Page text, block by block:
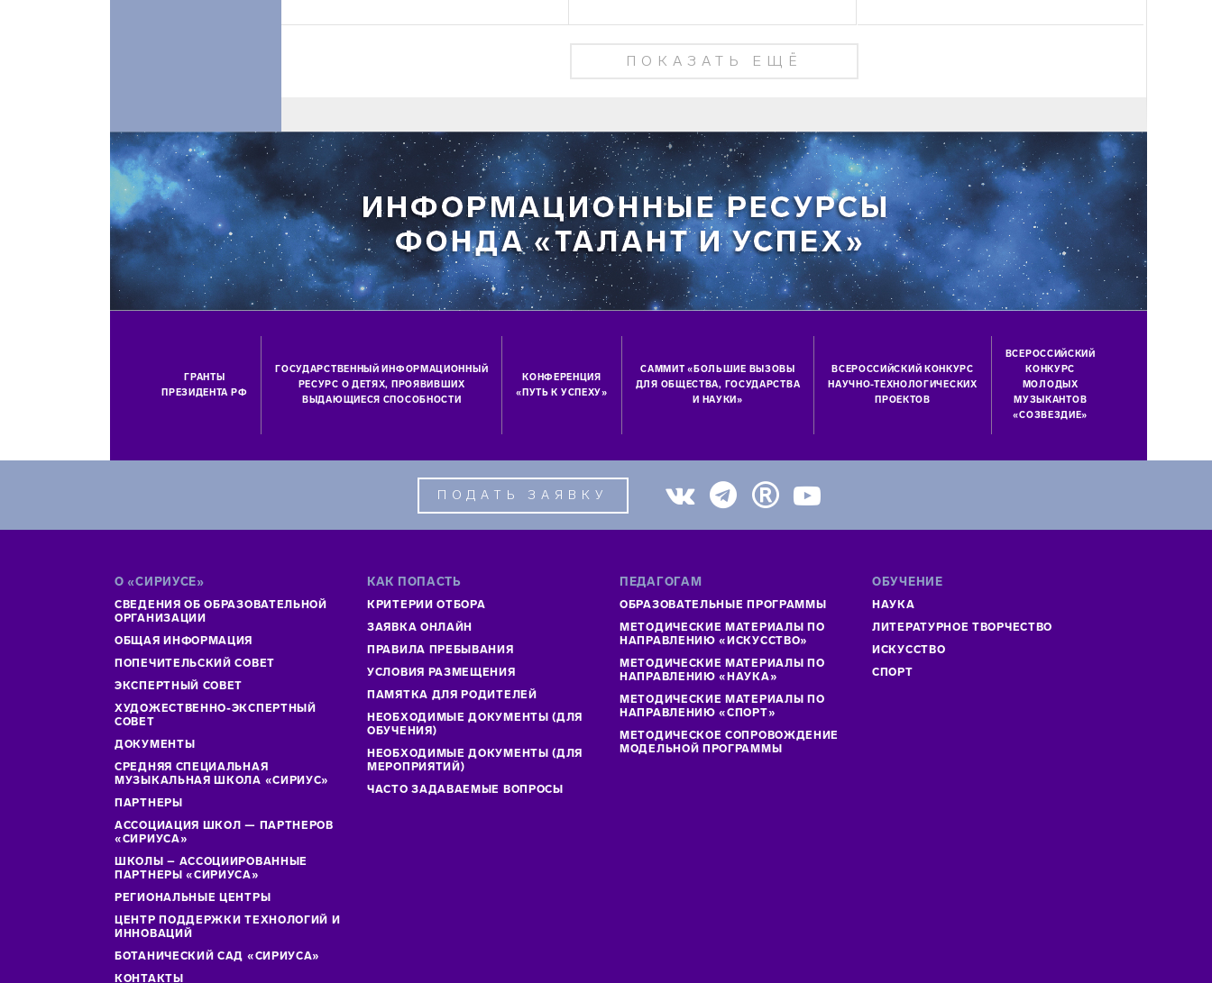
ПОКАЗАТЬ ЕЩЁ
ГРАНТЫ
ПРЕЗИДЕНТА РФ
ГОСУДАРСТВЕННЫЙ ИНФОРМАЦИОННЫЙ
РЕСУРС О ДЕТЯХ, ПРОЯВИВШИХ
ВЫДАЮЩИЕСЯ СПОСОБНОСТИ
КОНФЕРЕНЦИЯ
«ПУТЬ К УСПЕХУ»
САММИТ «БОЛЬШИЕ ВЫЗОВЫ
ДЛЯ ОБЩЕСТВА, ГОСУДАРСТВА
И НАУКИ»
ВСЕРОССИЙСКИЙ КОНКУРС
НАУЧНО-ТЕХНОЛОГИЧЕСКИХ
ПРОЕКТОВ
ВСЕРОССИЙСКИЙ
КОНКУРС
МОЛОДЫХ
МУЗЫКАНТОВ
«СОЗВЕЗДИЕ»
ПОДАТЬ ЗАЯВКУ
О «СИРИУСЕ»
СВЕДЕНИЯ ОБ ОБРАЗОВАТЕЛЬНОЙ
ОРГАНИЗАЦИИ
ОБЩАЯ ИНФОРМАЦИЯ
ПОПЕЧИТЕЛЬСКИЙ СОВЕТ
ЭКСПЕРТНЫЙ СОВЕТ
ХУДОЖЕСТВЕННО-ЭКСПЕРТНЫЙ
СОВЕТ
ДОКУМЕНТЫ
СРЕДНЯЯ СПЕЦИАЛЬНАЯ
МУЗЫКАЛЬНАЯ ШКОЛА «СИРИУС»
ПАРТНЕРЫ
АССОЦИАЦИЯ ШКОЛ — ПАРТНЕРОВ
«СИРИУСА»
ШКОЛЫ – АССОЦИИРОВАННЫЕ
ПАРТНЕРЫ «СИРИУСА»
РЕГИОНАЛЬНЫЕ ЦЕНТРЫ
ЦЕНТР ПОДДЕРЖКИ ТЕХНОЛОГИЙ И
ИННОВАЦИЙ
БОТАНИЧЕСКИЙ САД «СИРИУСА»
КОНТАКТЫ
КАК ПОПАСТЬ
КРИТЕРИИ ОТБОРА
ЗАЯВКА ОНЛАЙН
ПРАВИЛА ПРЕБЫВАНИЯ
УСЛОВИЯ РАЗМЕЩЕНИЯ
ПАМЯТКА ДЛЯ РОДИТЕЛЕЙ
НЕОБХОДИМЫЕ ДОКУМЕНТЫ (ДЛЯ
ОБУЧЕНИЯ)
НЕОБХОДИМЫЕ ДОКУМЕНТЫ (ДЛЯ
МЕРОПРИЯТИЙ)
ЧАСТО ЗАДАВАЕМЫЕ ВОПРОСЫ
ПЕДАГОГАМ
ОБРАЗОВАТЕЛЬНЫЕ ПРОГРАММЫ
МЕТОДИЧЕСКИЕ МАТЕРИАЛЫ ПО
НАПРАВЛЕНИЮ «ИСКУССТВО»
МЕТОДИЧЕСКИЕ МАТЕРИАЛЫ ПО
НАПРАВЛЕНИЮ «НАУКА»
МЕТОДИЧЕСКИЕ МАТЕРИАЛЫ ПО
НАПРАВЛЕНИЮ «СПОРТ»
МЕТОДИЧЕСКОЕ СОПРОВОЖДЕНИЕ
МОДЕЛЬНОЙ ПРОГРАММЫ
ОБУЧЕНИЕ
НАУКА
ЛИТЕРАТУРНОЕ ТВОРЧЕСТВО
ИСКУСCТВО
СПОРТ